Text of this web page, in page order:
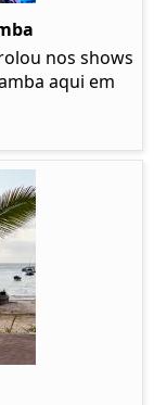
nos shows
aqui em